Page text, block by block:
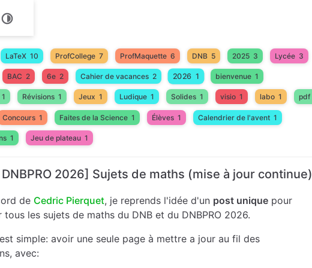
LaTeX 10 ProfCollege 7 ProfMaquette 6 DNB 5 2025 3 Lycée 3
BAC 2 6e 2 Cahier de vacances 2 2026 1 bienvenue 1
1 Révisions 1 Jeux 1 Ludique 1 Solides 1 visio 1 labo 1 pdf
Concours 1 Faites de la Science 1 Élèves 1 Calendrier de l'avent 1
1 Jeu de plateau 1
DNBPRO 2026] Sujets de maths (mise à jour continue)
de Cedric Pierquet, je reprends l'idée d'un post unique pour
tous les sujets de maths du DNB et du DNBPRO 2026.
simple: avoir une seule page à mettre a jour au fil des
avec: